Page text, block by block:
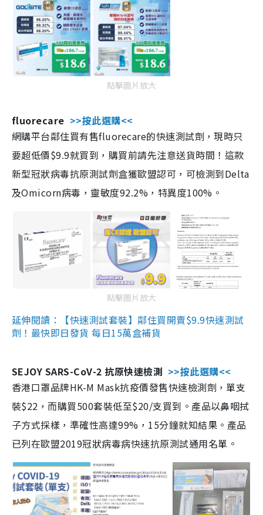
點擊圖片放大
fluorecare >>按此選購<<
網購平台鄰住買有售fluorecare的快速測試劑，現時只
要超低價$9.9就買到，購買前請先注意送貨時間！這款
新型冠狀病毒抗原測試劑盒獲歐盟認可，可檢測到Delta
及Omicorn病毒，靈敏度92.2%，特異度100%。
點擊圖片放大
延伸閱讀：【快速測試套裝】鄰住買開賣$9.9快速測試
劑！最快即日發貨 每日15萬盒補貨
SEJOY SARS-CoV-2 抗原快速檢測 >>按此選購<<
香港口罩品牌HK-M Mask抗疫價發售快速檢測劑，單支
裝$22，而購買500套裝低至$20/支買到。產品以鼻咽拭
子方式採樣，準確性高達99%，15分鐘就知結果。產品
已列在歐盟2019冠狀病毒病快速抗原測試通用名單。